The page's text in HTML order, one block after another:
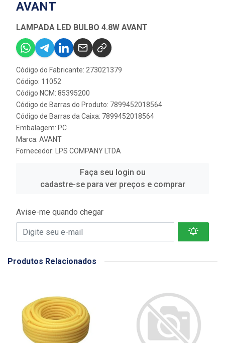
AVANT
LAMPADA LED BULBO 4.8W AVANT
Código do Fabricante: 273021379
Código: 11052
Código NCM: 85395200
Código de Barras do Produto: 7899452018564
Código de Barras da Caixa: 7899452018564
Embalagem: PC
Marca: AVANT
Fornecedor:
LPS COMPANY LTDA
Faça seu login ou
cadastre-se para ver preços e comprar
Avise-me quando chegar
Produtos Relacionados